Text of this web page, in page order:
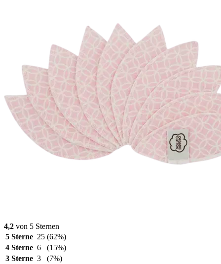
4,2 von 5 Sternen
5 Sterne 25 (62%)
4 Sterne 6
(15%)
3 Sterne 3
(7%)